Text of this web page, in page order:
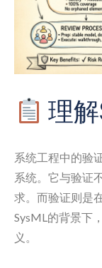
理
系统工程中的验
系统。它与验证
求。而验证则是
SysML的背景下
义。